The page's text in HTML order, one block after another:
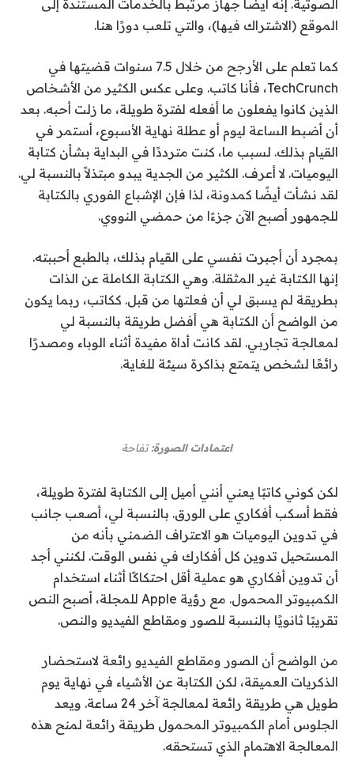
الصوتية. إنه أيضًا جهاز مرتبط بالخدمات المستندة إلى
الموقع (الاشتراك فيها)، والتي تلعب دورًا هنا.
كما تعلم على الأرجح من خلال 7.5 سنوات قضيتها في
TechCrunch، فأنا كاتب. وعلى عكس الكثير من الأشخاص
الذين كانوا يفعلون ما أفعله لفترة طويلة، ما زلت أحبه. بعد
أن أضبط الساعة ليوم أو عطلة نهاية الأسبوع، أستمر في
القيام بذلك. لسبب ما، كنت مترددًا في البداية بشأن كتابة
اليوميات. لا أعرف. الكثير من الجدية يبدو مبتذلاً بالنسبة لي.
لقد نشأت أيضًا كمدونة، لذا فإن الإشباع الفوري بالكتابة
للجمهور أصبح الآن جزءًا من حمضي النووي.
بمجرد أن أجبرت نفسي على القيام بذلك، بالطبع أحببته.
إنها الكتابة غير المثقلة. وهي الكتابة الكاملة عن الذات
بطريقة لم يسبق لي أن فعلتها من قبل. ككاتب، ربما يكون
من الواضح أن الكتابة هي أفضل طريقة بالنسبة لي
لمعالجة تجاربي. لقد كانت أداة مفيدة أثناء الوباء ومصدرًا
رائعًا لشخص يتمتع بذاكرة سيئة للغاية.
اعتمادات الصورة:تفاحة
لكن كوني كاتبًا يعني أنني أميل إلى الكتابة لفترة طويلة،
فقط أسكب أفكاري على الورق. بالنسبة لي، أصعب جانب
في تدوين اليوميات هو الاعتراف الضمني بأنه من
المستحيل تدوين كل أفكارك في نفس الوقت. لكنني أجد
أن تدوين أفكاري هو عملية أقل احتكاكًا أثناء استخدام
الكمبيوتر المحمول. مع رؤية Apple للمجلة، أصبح النص
تقريبًا ثانويًا بالنسبة للصور ومقاطع الفيديو والنص.
من الواضح أن الصور ومقاطع الفيديو رائعة لاستحضار
الذكريات العميقة، لكن الكتابة عن الأشياء في نهاية يوم
طويل هي طريقة رائعة لمعالجة آخر 24 ساعة. ويعد
الجلوس أمام الكمبيوتر المحمول طريقة رائعة لمنح هذه
المعالجة الاهتمام الذي تستحقه.